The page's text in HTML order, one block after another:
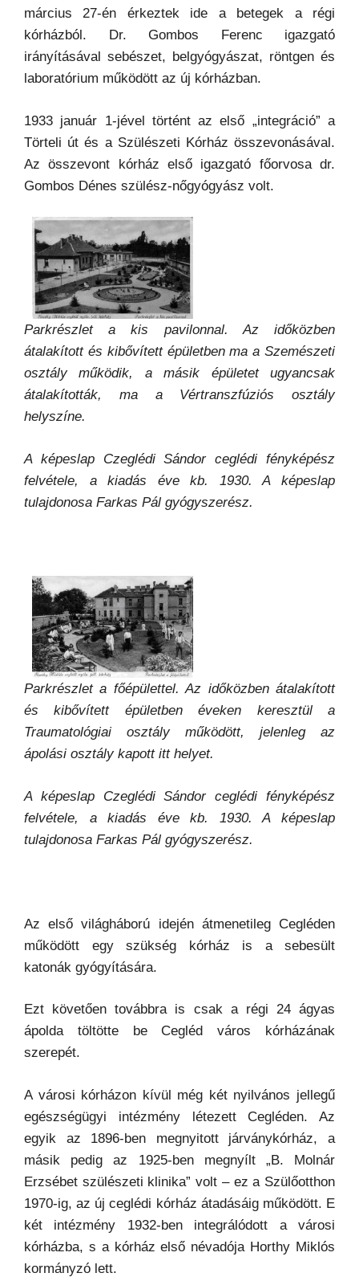
március 27-én érkeztek ide a betegek a régi
kórházból. Dr. Gombos Ferenc igazgató
irányításával sebészet, belgyógyászat, röntgen és
laboratórium működött az új kórházban.
1933 január 1-jével történt az első „integráció” a
Törteli út és a Szülészeti Kórház összevonásával.
Az összevont kórház első igazgató főorvosa dr.
Gombos Dénes szülész-nőgyógyász volt.
Parkrészlet a kis pavilonnal. Az időközben
átalakított és kibővített épületben maa Szemészeti
osztály működik, a másik épületet ugyancsak
átalakították, ma a Vértranszfúziós osztály
helyszíne.
A képeslap Czeglédi Sándor ceglédi fényképész
felvétele, a kiadás éve kb. 1930. A képeslap
tulajdonosa Farkas Pál gyógyszerész.
Parkrészlet a főépülettel. Az időközben átalakított
és kibővített épületben éveken keresztül a
Traumatológiai osztály működött, jelenleg az
ápolási osztály kapott itt helyet.
A képeslap Czeglédi Sándor ceglédi fényképész
felvétele, a kiadás éve kb. 1930. A képeslap
tulajdonosa Farkas Pál gyógyszerész.
Az első világháború idején átmenetileg Cegléden
működött egy szükség kórház is a sebesült
katonák gyógyítására.
Ezt követően továbbra is csak a régi 24 ágyas
ápolda töltötte be Cegléd város kórházának
szerepét.
A városi kórházon kívül még két nyilvános jellegű
egészségügyi intézmény létezett Cegléden. Az
egyik az 1896-ben megnyitott járványkórház, a
másik pedig az 1925-ben megnyílt „B. Molnár
Erzsébet szülészeti klinika” volt – ez a Szülőotthon
1970-ig, az új ceglédi kórház átadásáig működött. E
két intézmény 1932-ben integrálódott a városi
kórházba, s a kórház első névadója Horthy Miklós
kormányzó lett.